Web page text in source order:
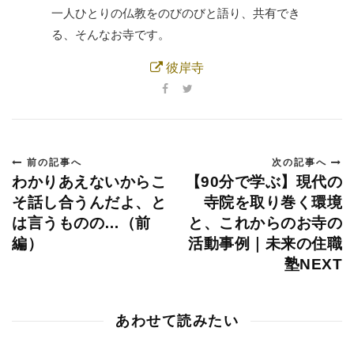
一人ひとりの仏教をのびのびと語り、共有でき
る、そんなお寺です。
彼岸寺
前の記事へ
わかりあえないからこ
そ話し合うんだよ、と
は言うものの…（前
編）
次の記事へ
【90分で学ぶ】現代の
寺院を取り巻く環境
と、これからのお寺の
活動事例｜未来の住職
塾NEXT
あわせて読みたい